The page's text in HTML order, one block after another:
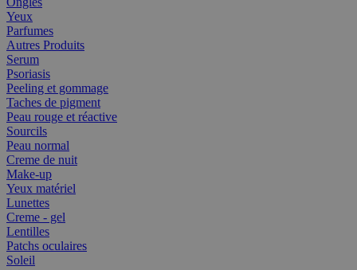
Yeux
Parfumes
Autres Produits
Serum
Psoriasis
Peeling et gommage
Taches de pigment
Peau rouge et réactive
Sourcils
Peau normal
Creme de nuit
Make-up
Yeux matériel
Lunettes
Creme - gel
Lentilles
Patchs oculaires
Soleil